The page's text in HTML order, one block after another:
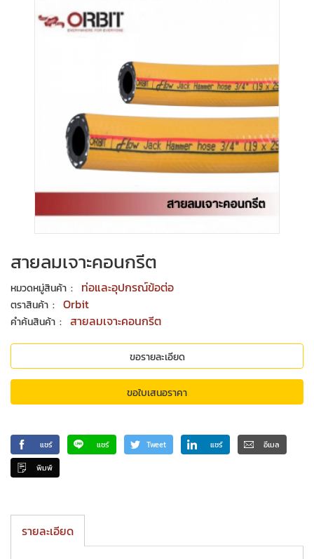
สายลมเจาะคอนกรีต
หมวดหมู่สินค้า : ท่อและอุปกรณ์ข้อต่อ
ตราสินค้า : Orbit
คำค้นสินค้า : สายลมเจาะคอนกรีต
ขอรายละเอียด
ขอใบเสนอราคา
แชร์ แชร์ Tweet แชร์ อีเมล
พิมพ์
รายละเอียด